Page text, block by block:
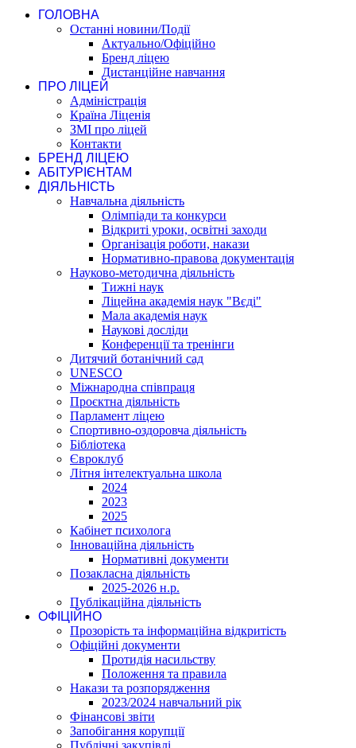
ГОЛОВНА
Останні новини/Події
Актуально/Офіційно
Бренд ліцею
Дистанційне навчання
ПРО ЛІЦЕЙ
Адміністрація
Країна Ліценія
ЗМІ про ліцей
Контакти
БРЕНД ЛІЦЕЮ
АБІТУРІЄНТАМ
ДІЯЛЬНІСТЬ
Навчальна діяльність
Олімпіади та конкурси
Відкриті уроки, освітні заходи
Організація роботи, накази
Нормативно-правова документація
Науково-методична діяльність
Тижні наук
Ліцейна академія наук "Вєді"
Мала академія наук
Наукові досліди
Конференції та тренінги
Дитячий ботанічний сад
UNESCO
Міжнародна співпраця
Проєктна діяльність
Парламент ліцею
Спортивно-оздоровча діяльність
Бібліотека
Євроклуб
Літня інтелектуальна школа
2024
2023
2025
Кабінет психолога
Інноваційна діяльність
Нормативні документи
Позакласна діяльність
2025-2026 н.р.
Публікаційна діяльність
ОФІЦІЙНО
Прозорість та інформаційна відкритість
Офіційні документи
Протидія насильству
Положення та правила
Накази та розпорядження
2023/2024 навчальний рік
Фінансові звіти
Запобігання корупції